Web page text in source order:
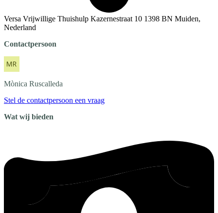
Versa Vrijwillige Thuishulp Kazernestraat 10 1398 BN Muiden,
Nederland
Contactpersoon
Mònica Ruscalleda
Stel de contactpersoon een vraag
Wat wij bieden